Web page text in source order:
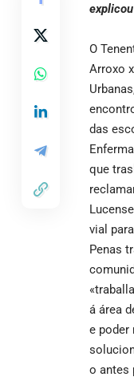
O
Arroxo
das
que
vial
Penas
á área
e poder
o antes